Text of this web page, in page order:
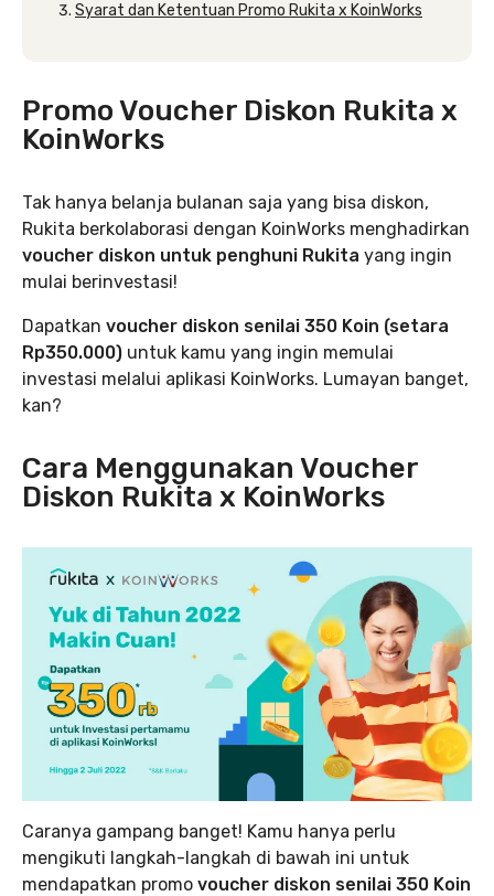
Syarat dan Ketentuan Promo Rukita x KoinWorks
Promo Voucher Diskon Rukita x
KoinWorks
Tak hanya belanja bulanan saja yang bisa diskon,
Rukita berkolaborasi dengan KoinWorks menghadirkan
voucher diskon untuk penghuni Rukita yang ingin
mulai berinvestasi!
Dapatkan voucher diskon senilai 350 Koin (setara
Rp350.000) untuk kamu yang ingin memulai
investasi melalui aplikasi KoinWorks. Lumayan banget,
kan?
Cara Menggunakan Voucher
Diskon Rukita x KoinWorks
Caranya gampang banget! Kamu hanya perlu
mengikuti langkah-langkah di bawah ini untuk
mendapatkan promo voucher diskon senilai 350 Koin